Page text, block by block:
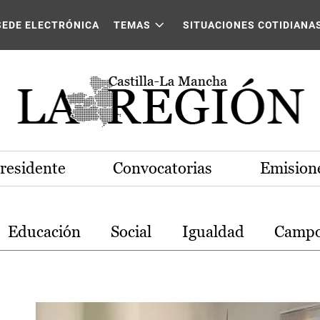
La Mancha
ELECTRÓNICA TEMAS SITUACIONES
Convocatorias
Educación Social Igualdad